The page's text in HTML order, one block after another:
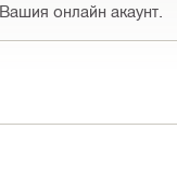
онлайн акаунт.